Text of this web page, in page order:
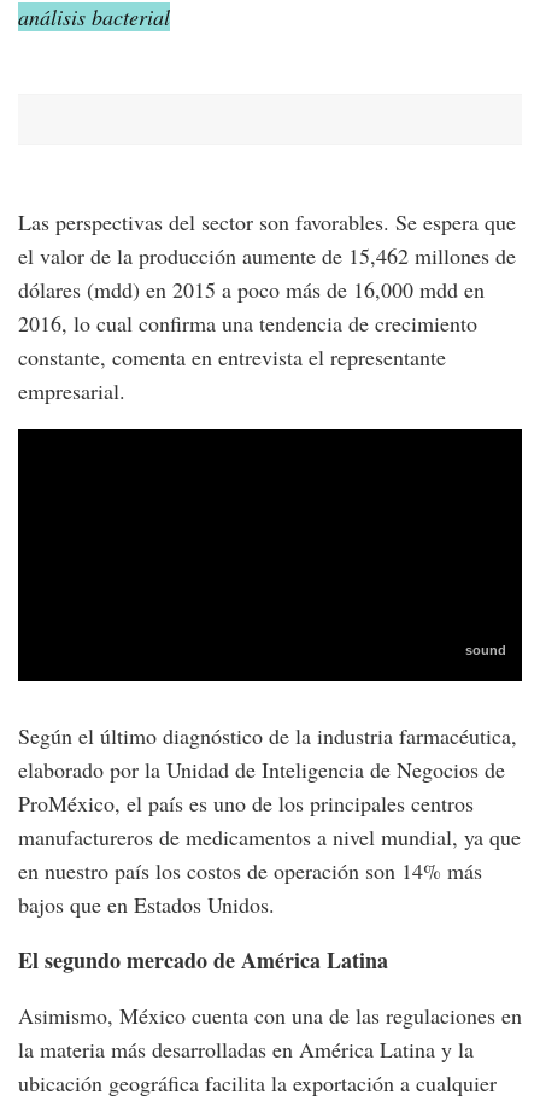
análisis bacterial
Las perspectivas del sector son favorables. Se espera que
el valor de la producción aumente de 15,462 millones de
dólares (mdd) en 2015 a poco más de 16,000 mdd en
2016, lo cual confirma una tendencia de crecimiento
constante, comenta en entrevista el representante
empresarial.
Según el último diagnóstico de la industria farmacéutica,
elaborado por la Unidad de Inteligencia de Negocios de
ProMéxico, el país es uno de los principales centros
manufactureros de medicamentos a nivel mundial, ya que
en nuestro país los costos de operación son 14% más
bajos que en Estados Unidos.
El segundo mercado de América Latina
Asimismo, México cuenta con una de las regulaciones en
la materia más desarrolladas en América Latina y la
ubicación geográfica facilita la exportación a cualquier